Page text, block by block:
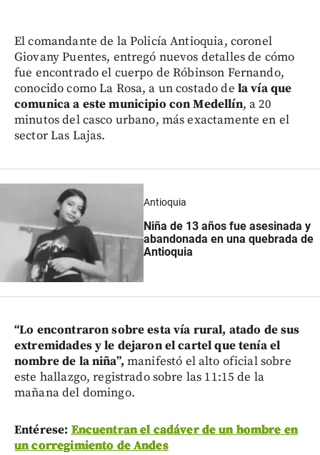
El comandante de la Policía Antioquia, coronel
Giovany Puentes, entregó nuevos detalles de cómo
fue encontrado el cuerpo de Róbinson Fernando,
conocido como La Rosa, a un costado de la vía que
comunica a este municipio con Medellín, a 20
minutos del casco urbano, más exactamente en el
sector Las Lajas.
Antioquia
Niña de 13 años fue asesinada y
abandonada en una quebrada de
Antioquia
“Lo encontraron sobre esta vía rural, atado de sus
extremidades y le dejaron el cartel que tenía el
nombre de la niña”, manifestó el alto oficial sobre
este hallazgo, registrado sobre las 11:15 de la
mañana del domingo.
Entérese: Encuentran el cadáver de un hombre en
un corregimiento de Andes